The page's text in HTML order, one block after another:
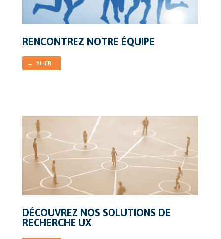
RENCONTREZ NOTRE ÉQUIPE
→ ALLER
DÉCOUVREZ NOS SOLUTIONS DE
RECHERCHE UX